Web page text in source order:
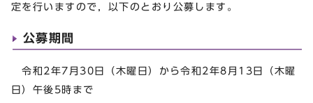
定を行いますので，以下のとおり公募します。
公募期間
令和2年7月30日（木曜日）から令和2年8月13日（木曜
日）午後5時まで